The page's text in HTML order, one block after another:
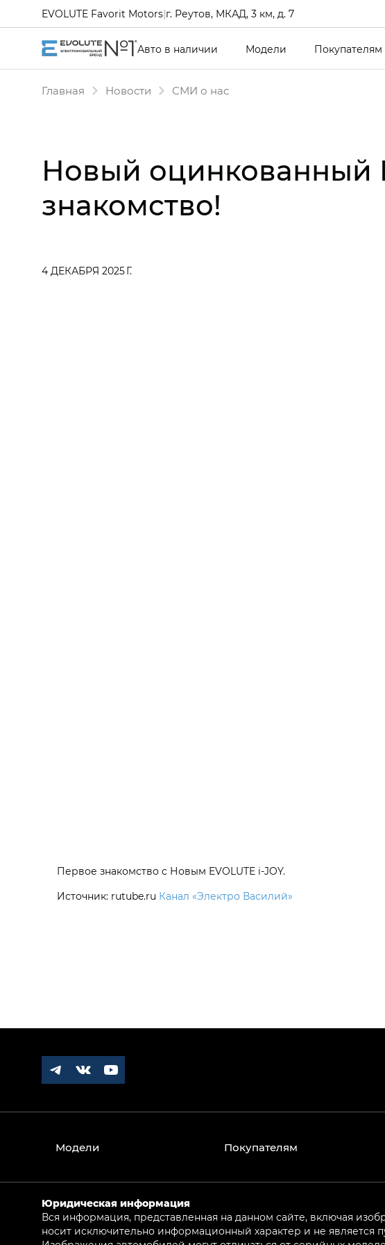
EVOLUTE Favorit Motors|г. Реутов, МКАД, 3 км, д. 7
Авто в наличии Модели Покупателям
Главная Новости СМИ о нас
Новый оцинкованный
знакомство!
4 ДЕКАБРЯ 2025 Г.
Первое знакомство с Новым EVOLUTE i‑JOY.
Источник: rutube.ru Канал «Электро Василий»
Модели Покупателям
Юридическая информация
Вся информация, представленная на данном сайте, включая
носит исключительно информационный характер и не